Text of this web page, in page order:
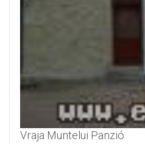
Vraja Muntelui Panzió